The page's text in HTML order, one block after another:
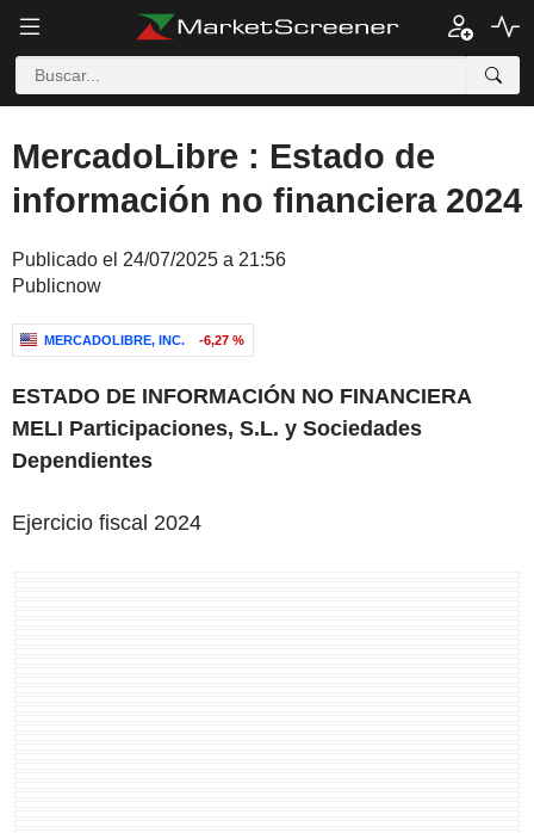
MercadoLibre : Estado de
información no financiera 2024
Publicado el 24/07/2025 a 21:56
Publicnow
MERCADOLIBRE, INC. -6,27 %
ESTADO DE INFORMACIÓN NO FINANCIERA
MELI Participaciones, S.L. y Sociedades
Dependientes
Ejercicio fiscal 2024